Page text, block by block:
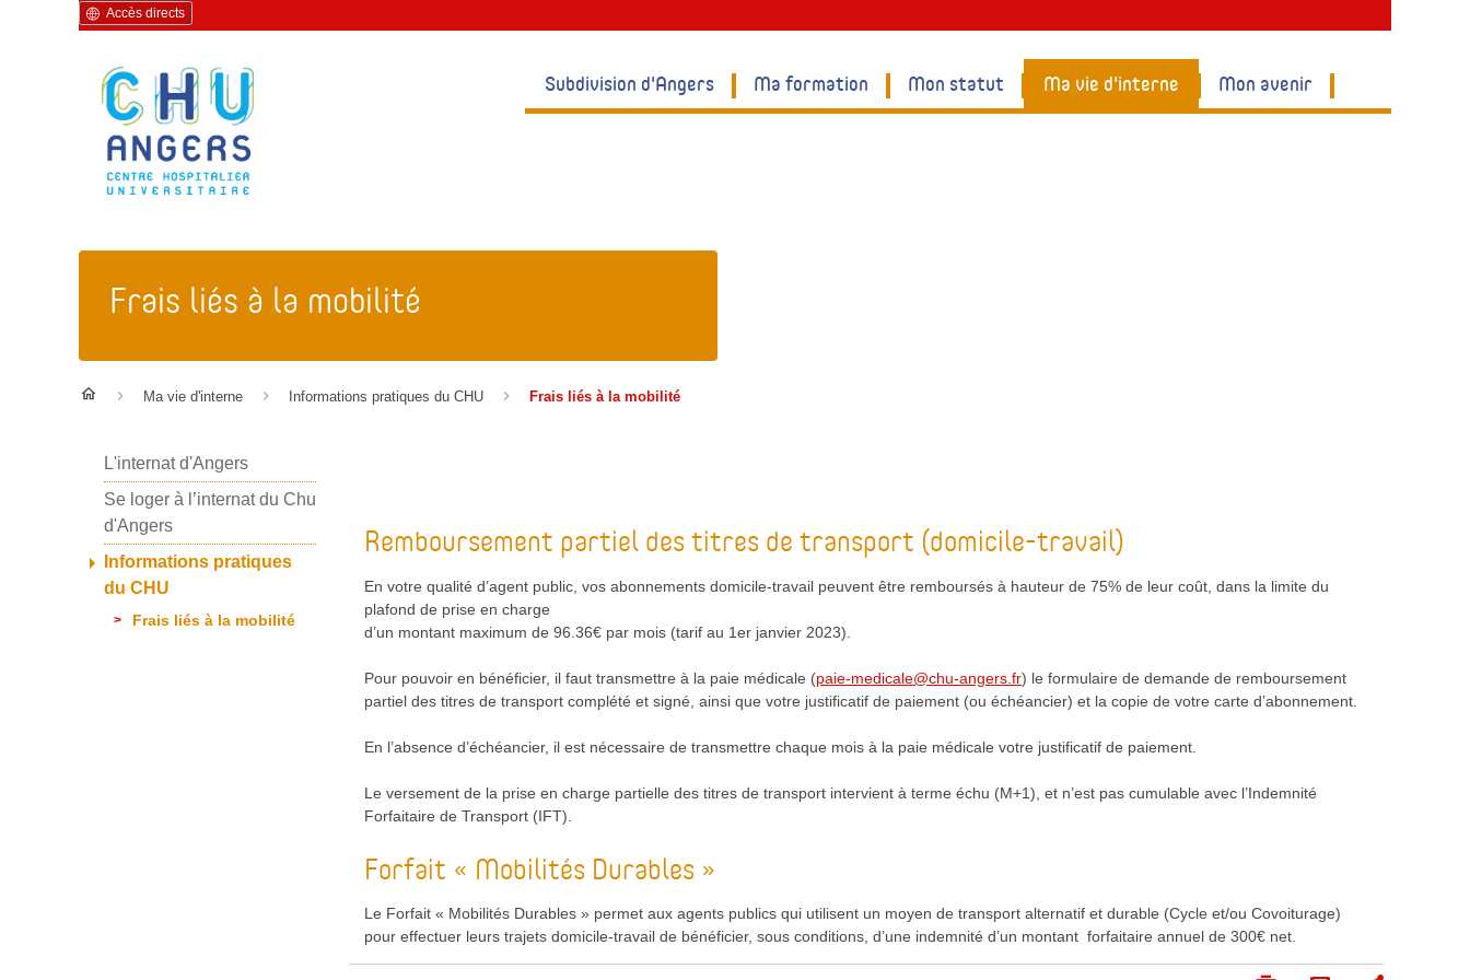
Accès directs
Subdivision d'Angers Ma formation Mon statut Ma vie d'interne Mon avenir
Frais liés à la mobilité
Ma vie d'interne Informations pratiques du CHU Frais liés à la mobilité
Remboursement partiel des titres de transport (domicile-travail)
En votre qualité d’agent public, vos abonnements domicile-travail peuvent être remboursés à hauteur de 75% de leur coût, dans la limite du
plafond de prise en charge
d’un montant maximum de 96.36€ par mois (tarif au 1er janvier 2023).
Pour pouvoir en bénéficier, il faut transmettre à la paie médicale (paie-medicale@chu-angers.fr) le formulaire de demande de remboursement
partiel des titres de transport complété et signé, ainsi que votre justificatif de paiement (ou échéancier) et la copie de votre carte d’abonnement.
En l’absence d’échéancier, il est nécessaire de transmettre chaque mois à la paie médicale votre justificatif de paiement.
Le versement de la prise en charge partielle des titres de transport intervient à terme échu (M+1), et n’est pas cumulable avec l’Indemnité
Forfaitaire de Transport (IFT).
Forfait « Mobilités Durables »
Le Forfait « Mobilités Durables » permet aux agents publics qui utilisent un moyen de transport alternatif et durable (Cycle et/ou Covoiturage)
pour effectuer leurs trajets domicile-travail de bénéficier, sous conditions, d’une indemnité d’un montant forfaitaire annuel de 300€ net.
L'internat d'Angers
Se loger à l’internat du Chu
d'Angers
Informations pratiques
du CHU
Frais liés à la mobilité